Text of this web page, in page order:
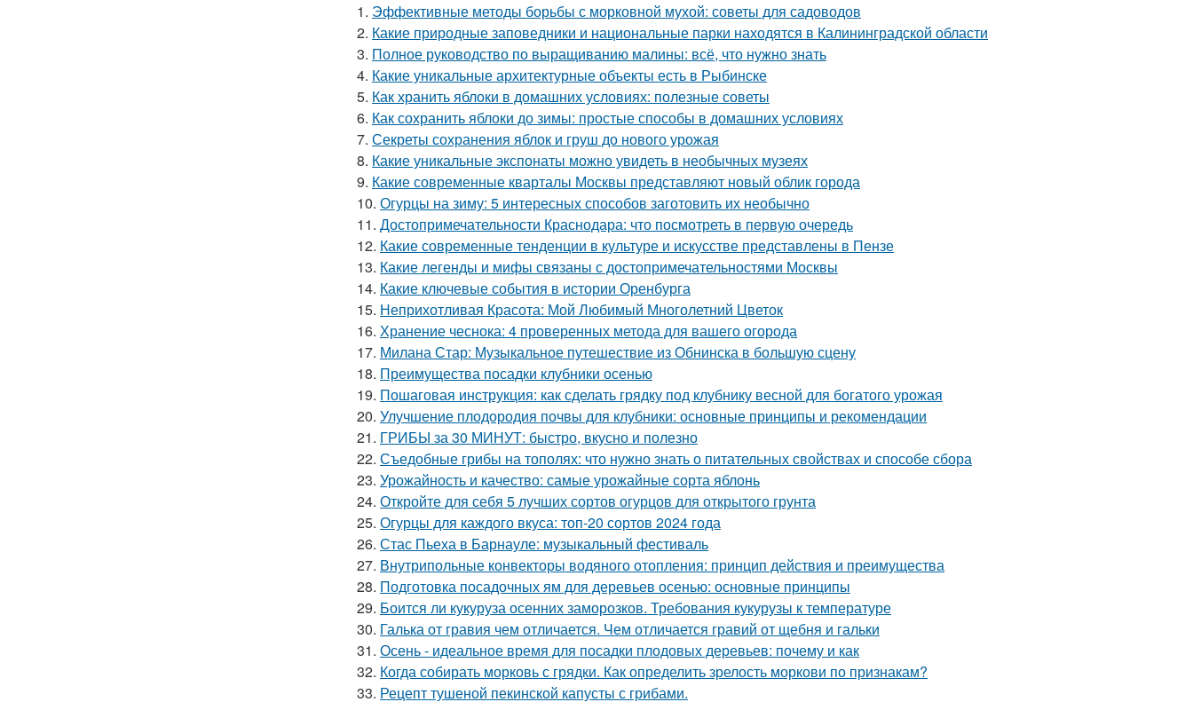
1. Эффективные методы борьбы с морковной мухой: советы для садоводов
2. Какие природные заповедники и национальные парки находятся в Калининградской области
3. Полное руководство по выращиванию малины: всё, что нужно знать
4. Какие уникальные архитектурные объекты есть в Рыбинске
5. Как хранить яблоки в домашних условиях: полезные советы
6. Как сохранить яблоки до зимы: простые способы в домашних условиях
7. Секреты сохранения яблок и груш до нового урожая
8. Какие уникальные экспонаты можно увидеть в необычных музеях
9. Какие современные кварталы Москвы представляют новый облик города
10. Огурцы на зиму: 5 интересных способов заготовить их необычно
11. Достопримечательности Краснодара: что посмотреть в первую очередь
12. Какие современные тенденции в культуре и искусстве представлены в Пензе
13. Какие легенды и мифы связаны с достопримечательностями Москвы
14. Какие ключевые события в истории Оренбурга
15. Неприхотливая Красота: Мой Любимый Многолетний Цветок
16. Хранение чеснока: 4 проверенных метода для вашего огорода
17. Милана Стар: Музыкальное путешествие из Обнинска в большую сцену
18. Преимущества посадки клубники осенью
19. Пошаговая инструкция: как сделать грядку под клубнику весной для богатого урожая
20. Улучшение плодородия почвы для клубники: основные принципы и рекомендации
21. ГРИБЫ за 30 МИНУТ: быстро, вкусно и полезно
22. Съедобные грибы на тополях: что нужно знать о питательных свойствах и способе сбора
23. Урожайность и качество: самые урожайные сорта яблонь
24. Откройте для себя 5 лучших сортов огурцов для открытого грунта
25. Огурцы для каждого вкуса: топ-20 сортов 2024 года
26. Стас Пьеха в Барнауле: музыкальный фестиваль
27. Внутрипольные конвекторы водяного отопления: принцип действия и преимущества
28. Подготовка посадочных ям для деревьев осенью: основные принципы
29. Боится ли кукуруза осенних заморозков. Требования кукурузы к температуре
30. Галька от гравия чем отличается. Чем отличается гравий от щебня и гальки
31. Осень - идеальное время для посадки плодовых деревьев: почему и как
32. Когда собирать морковь с грядки. Как определить зрелость моркови по признакам?
33. Рецепт тушеной пекинской капусты с грибами.